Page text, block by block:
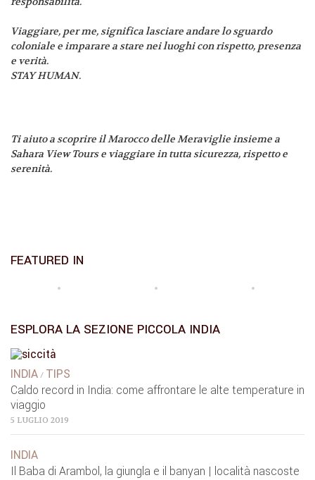
Viaggiare, per me, significa lasciare andare lo sguardo
coloniale e imparare a stare nei luoghi con rispetto, presenza
e verità.
STAY HUMAN.
Ti aiuto a scoprire il Marocco delle Meraviglie insieme a
Sahara View Tours e viaggiare in tutta sicurezza, rispetto e
serenità.
FEATURED IN
ESPLORA LA SEZIONE PICCOLA INDIA
INDIA / TIPS
Caldo record in India: come affrontare le alte temperature in
viaggio
5 LUGLIO 2019
INDIA
Il Baba di Arambol, la giungla e il banyan | località nascoste